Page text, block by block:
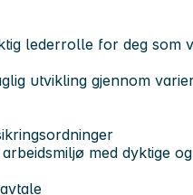
lederrolle for deg som
utvikling gjennom
med dyktige